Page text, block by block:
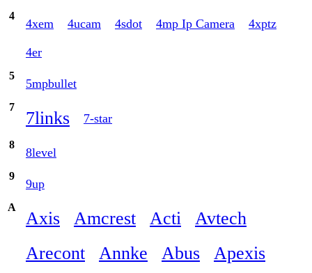
4
4xem 4ucam 4sdot 4mp Ip Camera 4xptz
4er
5
5mpbullet
7
7links 7-star
8
8level
9
9up
A
Axis Amcrest Acti
Avtech
Arecont
Annke Abus
Apexis